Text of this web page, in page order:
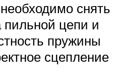
снять
цепи и
пружины
сцепление